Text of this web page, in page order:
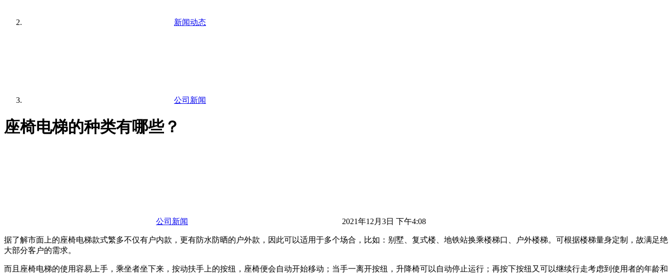
新闻动态
公司新闻
座椅电梯的种类有哪些？
公司新闻 2021年12月3日 下午4:08
据了解市面上的座椅电梯款式繁多不仅有户内款，更有防水防晒的户外款，因此可以适用于多个场合，比如：别墅、复式楼、地铁站换乘楼梯口、户外楼梯。可根据楼梯量身定制，故满足绝
大部分客户的需求。
而且座椅电梯的使用容易上手，乘坐者坐下来，按动扶手上的按纽，座椅便会自动开始移动；当手一离开按纽，升降椅可以自动停止运行；再按下按纽又可以继续行走考虑到使用者的年龄和